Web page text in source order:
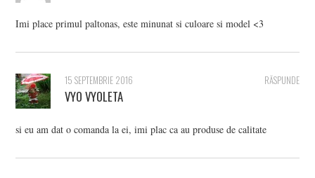
Imi place primul paltonas, este minunat si culoare si model <3
RĂSPUNDE
15 SEPTEMBRIE 2016
VYO VYOLETA
si eu am dat o comanda la ei, imi plac ca au produse de calitate